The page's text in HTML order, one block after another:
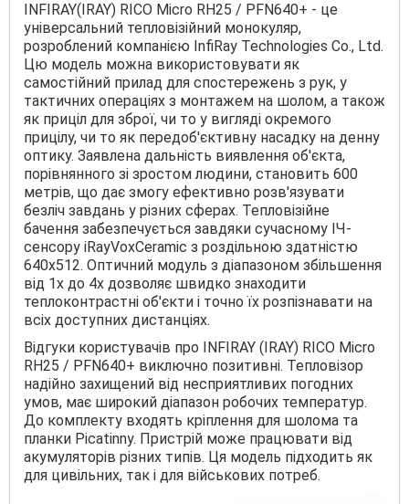
INFIRAY(IRAY) RICO Micro RH25 / PFN640+ - це
універсальний тепловізійний монокуляр,
розроблений компанією InfiRay Technologies Co., Ltd.
Цю модель можна використовувати як
самостійний прилад для спостережень з рук, у
тактичних операціях з монтажем на шолом, а також
як приціл для зброї, чи то у вигляді окремого
прицілу, чи то як передоб'єктивну насадку на денну
оптику. Заявлена дальність виявлення об'єкта,
порівнянного зі зростом людини, становить 600
метрів, що дає змогу ефективно розв'язувати
безліч завдань у різних сферах. Тепловізійне
бачення забезпечується завдяки сучасному ІЧ-
сенсору iRayVoxCeramic з роздільною здатністю
640х512. Оптичний модуль з діапазоном збільшення
від 1х до 4х дозволяє швидко знаходити
теплоконтрастні об'єкти і точно їх розпізнавати на
всіх доступних дистанціях.
Відгуки користувачів про INFIRAY (IRAY) RICO Micro
RH25 / PFN640+ виключно позитивні. Тепловізор
надійно захищений від несприятливих погодних
умов, має широкий діапазон робочих температур.
До комплекту входять кріплення для шолома та
планки Picatinny. Пристрій може працювати від
акумуляторів різних типів. Ця модель підходить як
для цивільних, так і для військових потреб.